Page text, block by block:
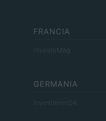
FRANCIA
InvestirMag
GERMANIA
Investieren24